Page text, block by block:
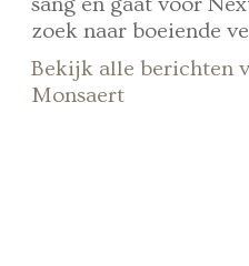
zoek naar boeiende
Bekijk alle berichten
Monsaert